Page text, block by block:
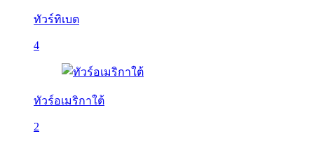
ทัวร์ทิเบต
4
ทัวร์อเมริกาใต้
2